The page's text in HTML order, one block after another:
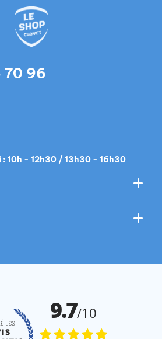
70 96
: 10h - 12h30 / 13h30 - 16h30